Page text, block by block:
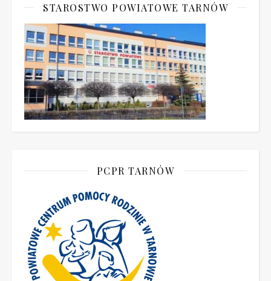
STAROSTWO POWIATOWE TARNÓW
PCPR TARNÓW